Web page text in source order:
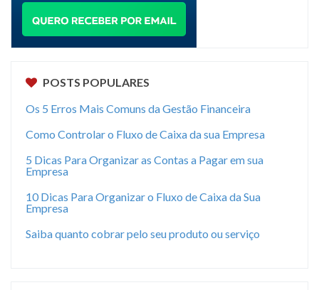
POSTS POPULARES
Os 5 Erros Mais Comuns da Gestão Financeira
Como Controlar o Fluxo de Caixa da sua Empresa
5 Dicas Para Organizar as Contas a Pagar em sua
Empresa
10 Dicas Para Organizar o Fluxo de Caixa da Sua
Empresa
Saiba quanto cobrar pelo seu produto ou serviço